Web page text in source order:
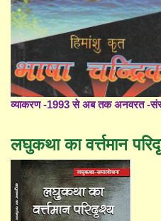
व्याकरण -1993 से अब तक अनवरत -
लघुकथा का वर्त्तमान